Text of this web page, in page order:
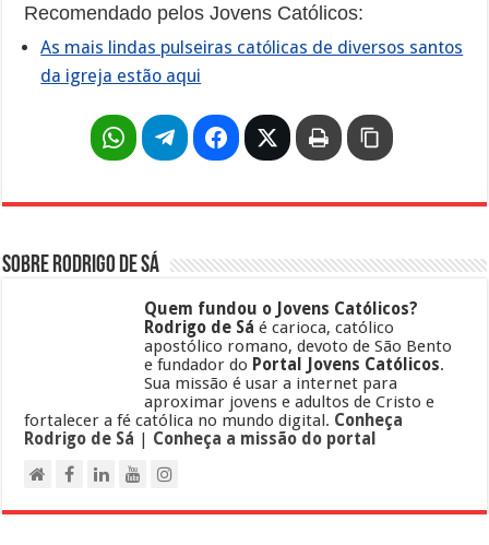
Recomendado pelos Jovens Católicos:
As mais lindas pulseiras católicas de diversos santos
da igreja estão aqui
Sobre Rodrigo de Sá
Quem fundou o Jovens Católicos?
Rodrigo de Sá é carioca, católico
apostólico romano, devoto de São Bento
e fundador do Portal Jovens Católicos.
Sua missão é usar a internet para
aproximar jovens e adultos de Cristo e
fortalecer a fé católica no mundo digital. Conheça
Rodrigo de Sá | Conheça a missão do portal